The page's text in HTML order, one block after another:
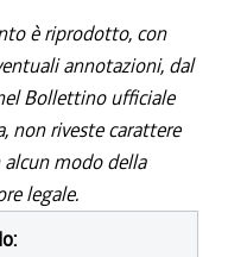
è riprodotto, con
annotazioni, dal
Bollettino ufficiale
non riveste carattere
modo della
legale.